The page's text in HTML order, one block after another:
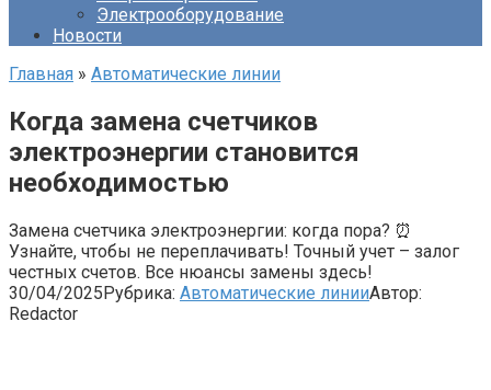
Электрооборудование
Новости
Главная » Автоматические линии
Когда замена счетчиков
электроэнергии становится
необходимостью
Замена счетчика электроэнергии: когда пора? ⏰
Узнайте, чтобы не переплачивать! Точный учет – залог
честных счетов. Все нюансы замены здесь!
30/04/2025Рубрика: Автоматические линииАвтор:
Redactor